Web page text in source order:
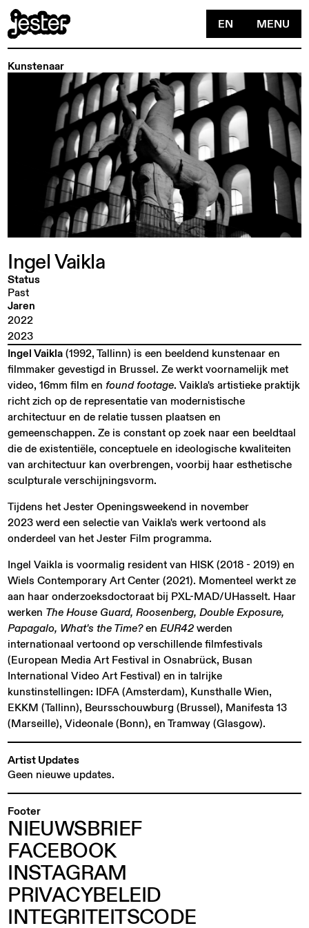
EN MENU
Kunstenaar
IngelVaikla
Status
Past
Jaren
2022
2023
Ingel Vaikla (1992, Tallinn) is een beeldend kunstenaar en
filmmaker gevestigd in Brussel. Ze werkt voornamelijk met
video, 16mm film en found footage. Vaikla's artistieke praktijk
richt zich op de representatie van modernistische
architectuur en de relatie tussen plaatsen en
gemeenschappen. Ze is constant op zoek naar een beeldtaal
die de existentiële, conceptuele en ideologische kwaliteiten
van architectuur kan overbrengen, voorbij haar esthetische
sculpturale verschijningsvorm.
Tijdens het Jester Openingsweekend in november
2023 werd een selectie van Vaikla's werk vertoond als
onderdeel van het Jester Film programma.
Ingel Vaikla is voormalig resident van HISK (2018 - 2019) en
Wiels Contemporary Art Center (2021). Momenteel werkt ze
aan haar onderzoeks​​doctoraat bij PXL-MAD/UHasselt. Haar
werken The House Guard, Roosenberg, Double Exposure,
Papagalo, What's the Time?en EUR42 werden
internationaal vertoond op verschillende filmfestivals
(European Media Art Festival in Osnabrück, Busan
International Video Art Festival) en in talrijke
kunstinstellingen: IDFA (Amsterdam), Kunsthalle Wien,
EKKM (Tallinn), Beursschouwburg (Brussel), Manifesta 13
(Marseille), Videonale (Bonn), en Tramway (Glasgow).
Artist Updates
Geen nieuwe updates.
Footer
NIEUWSBRIEF
FACEBOOK
INSTAGRAM
PRIVACYBELEID
INTEGRITEITSCODE